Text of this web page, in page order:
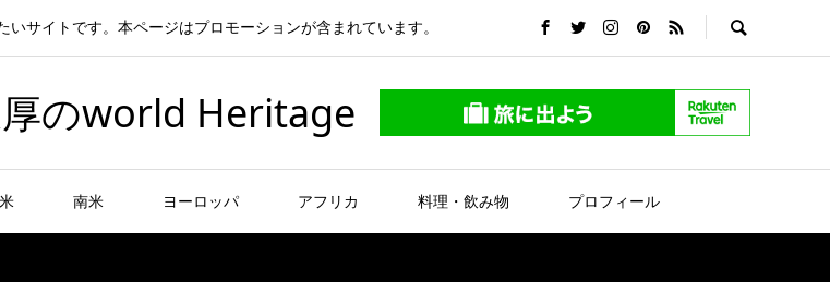
サイトです。本ページはプロモーションが含まれています。
のworld Heritage
南米 ヨーロッパ アフリカ 料理・飲み物 プロフィール